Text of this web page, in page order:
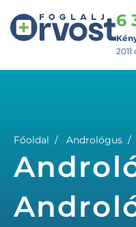
6
Főoldal Andrológus